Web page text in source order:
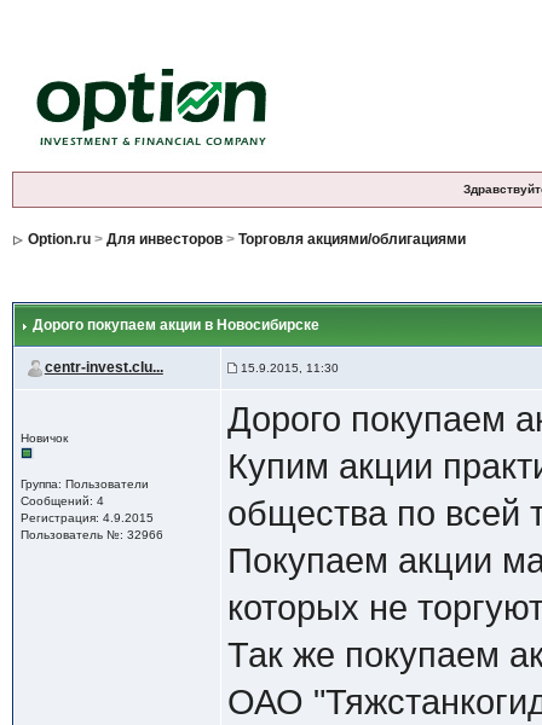
Option.ru> Для инвесторов> Торговля акциями/облигациями
Дорого покупаем акции в Новосибирске
centr-invest.clu... 15.9.2015, 11:30
Новичок
Группа: Пользователи
Сообщений: 4
Регистрация: 4.9.2015
Пользователь №: 32966
Дорого покупаем
Купим акции
общества по всей
Покупаем акции
которых не
Так же покупаем
ОАО